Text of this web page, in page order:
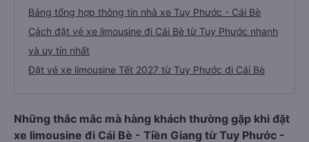
Bảng tổng hợp thông tin nhà xe Tuy Phước - Cái Bè
Cách đặt vé xe limousine đi Cái Bè từ Tuy Phước nhanh
và uy tín nhất
Đặt vé xe limousine Tết 2027 từ Tuy Phước đi Cái Bè
Những thắc mắc mà hàng khách thường gặp khi đặt
xe limousine đi Cái Bè - Tiền Giang từ Tuy Phước -